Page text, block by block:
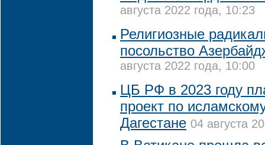
августа 2022 года, 10:23
Религиозные
посольство
августа 2022 года, 10:00
ЦБ РФ в 2023 году
проект по
Дагестане 04 августа